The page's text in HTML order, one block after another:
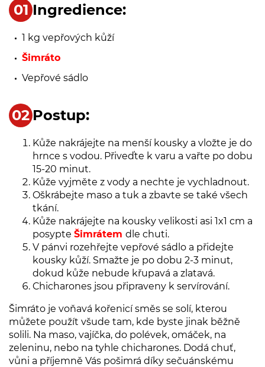
Ingredience:
1 kg vepřových kůží
Šimráto
Vepřové sádlo
Postup:
Kůže nakrájejte na menší kousky a vložte je do
hrnce s vodou. Přiveďte k varu a vařte po dobu
15-20 minut.
Kůže vyjměte z vody a nechte je vychladnout.
Oškrábejte maso a tuk a zbavte se také všech
tkání.
Kůže nakrájejte na kousky velikosti asi 1x1 cm a
posypte Šimrátem dle chuti.
V pánvi rozehřejte vepřové sádlo a přidejte
kousky kůží. Smažte je po dobu 2-3 minut,
dokud kůže nebude křupavá a zlatavá.
Chicharones jsou připraveny k servírování.
Šimráto je voňavá kořenicí směs se solí, kterou
můžete použít všude tam, kde byste jinak běžně
solili. Na maso, vajíčka, do polévek, omáček, na
zeleninu, nebo na tyhle chicharones. Dodá chuť,
vůni a příjemně Vás pošimrá díky sečuánskému